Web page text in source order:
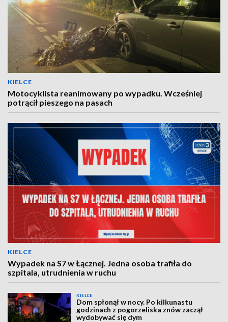
KIELCE
Motocyklista reanimowany po wypadku. Wcześniej
potrącił pieszego na pasach
KIELCE
Wypadek na S7 w Łącznej. Jedna osoba trafiła do
szpitala, utrudnienia w ruchu
KIELCE
Dom spłonął w nocy. Po kilkunastu
godzinach z pogorzeliska znów zaczął
wydobywać się dym